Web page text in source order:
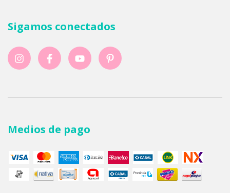
Sigamos conectados
Medios de pago